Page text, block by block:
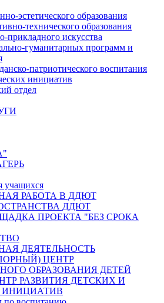
эстетического образования
технического образования
прикладного искусства
гуманитарных программ и
патриотического воспитания
инициатив
отдел
учащихся
РАБОТА В ДДЮТ
ДДЮТ
ПРОЕКТА "БЕЗ СРОКА
ДЕЯТЕЛЬНОСТЬ
ЦЕНТР
ОБРАЗОВАНИЯ ДЕТЕЙ
РАЗВИТИЯ ДЕТСКИХ И